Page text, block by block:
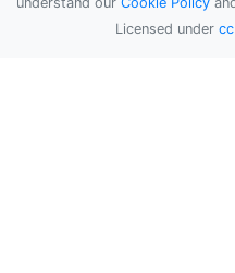
Licensed under